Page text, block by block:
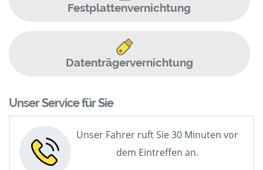
Festplattenvernichtung
Datenträgervernichtung
Unser Service für Sie
Unser Fahrer ruft Sie 30 Minuten vor
dem Eintreffen an.